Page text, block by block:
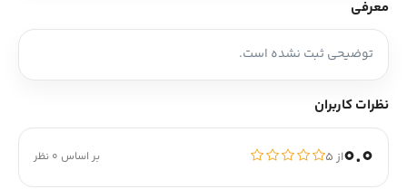
معرفی
توضیحی ثبت نشده است.
نظرات کاربران
0.0از ۵ بر اساس 0 نظر